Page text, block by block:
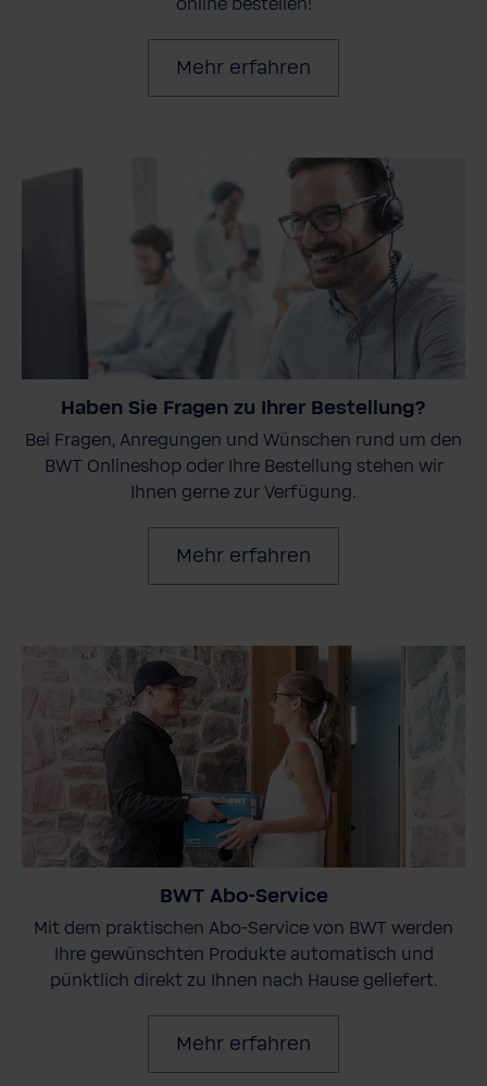
online bestellen!
Mehr erfahren
Haben Sie Fragen zu Ihrer Bestellung?
Bei Fragen, Anregungen und Wünschen rund um den
BWT Onlineshop oder Ihre Bestellung stehen wir
Ihnen gerne zur Verfügung.
Mehr erfahren
BWT Abo-Service
Mit dem praktischen Abo-Service von BWT werden
Ihre gewünschten Produkte automatisch und
pünktlich direkt zu Ihnen nach Hause geliefert.
Mehr erfahren